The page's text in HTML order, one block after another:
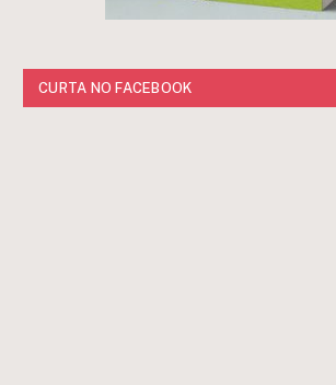
CURTA NO FACEBOOK